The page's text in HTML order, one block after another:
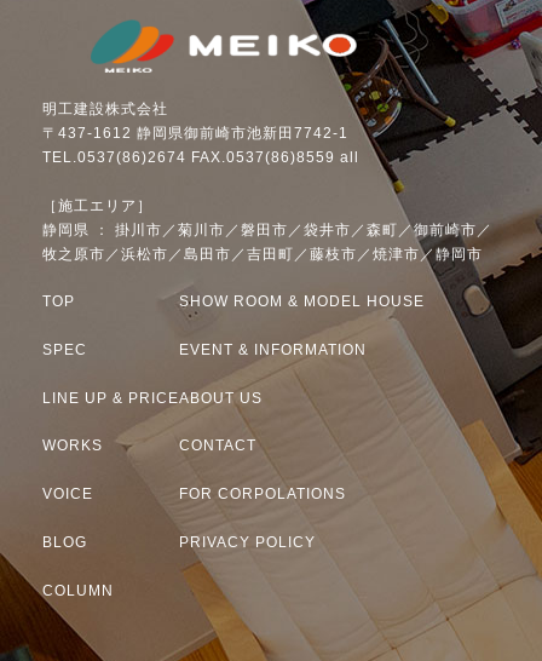
明工建設株式会社
〒437-1612 静岡県御前崎市池新田7742-1
TEL.0537(86)2674 FAX.0537(86)8559 all
［施工エリア］
静岡県 ： 掛川市／菊川市／磐田市／袋井市／森町／御前崎市／
牧之原市／浜松市／島田市／吉田町／藤枝市／焼津市／静岡市
TOP
SPEC
LINE UP & PRICE
WORKS
VOICE
BLOG
COLUMN
SHOW ROOM & MODEL HOUSE
EVENT & INFORMATION
ABOUT US
CONTACT
FOR CORPOLATIONS
PRIVACY POLICY